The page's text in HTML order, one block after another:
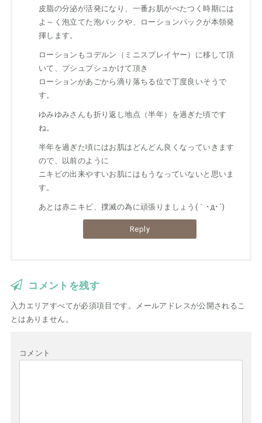
皮脂の分泌が活発になり、一番お肌がべたつく時期には
よ～く泡立てた泡パックや、ローションパックが本領発
揮します。
ローションもコデルン（ミニスプレイヤー）に移して頂
いて、プシュプシュかけて頂き
ローションがあごから滴り落ちる位で丁度良いそうで
す。
ゆみゆみさんも折り返し地点（半年）を過ぎた頃です
ね。
半年を過ぎた頃にはお肌はどんどん良くなっていきます
ので、以前のように
ニキビの出来やすいお肌にはもうなっていないと思いま
す。
あとは赤ニキビ、撲滅の為に頑張りましょう(｀･д･´)
Reply
コメントを残す
入力エリアすべてが必須項目です。メールアドレスが公開されるこ
とはありません。
コメント